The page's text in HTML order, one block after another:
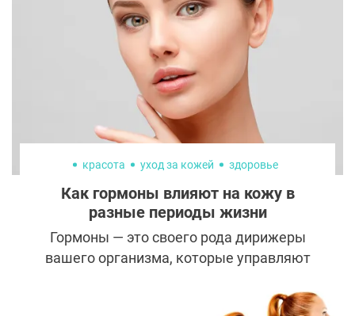
красота уход за кожей здоровье
Как гормоны влияют на кожу в
разные периоды жизни
Гормоны — это своего рода дирижеры
вашего организма, которые управляют
до аппетита. Кожа, конечно, не